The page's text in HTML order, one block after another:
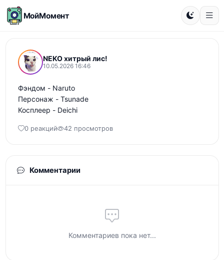
МойМомент
NEKO хитрый лис!
10.05.2026 16:46
Фэндом - Naruto
Персонаж - Tsunade
Косплеер - Deichi
0 реакций 42 просмотров
Комментарии
Комментариев пока нет...